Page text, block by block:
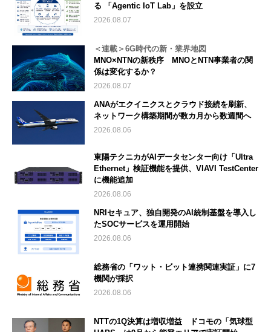
る 「Agentic IoT Lab」を設立
2026.08.07
＜連載＞6G時代の新・業界地図
MNO×NTNの新秩序 MNOとNTN事業者の関
係は変化するか？
2026.08.07
ANAがエクイニクスとクラウド接続を刷新、
ネットワーク構築期間が数カ月から数週間へ
2026.08.06
東陽テクニカがAIデータセンター向け「Ultra
Ethernet」検証機能を提供、VIAVI TestCenter
に機能追加
2026.08.06
NRIセキュア、独自開発のAI統制基盤を導入し
たSOCサービスを運用開始
2026.08.06
総務省の「ワット・ビット連携関連実証」に7
機関が採択
2026.08.06
NTTの1Q決算は増収増益 ドコモの「気球型